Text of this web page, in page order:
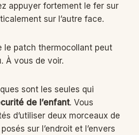
appuyer fortement le fer sur
sur l’autre face.
le patch thermocollant peut
À vous de voir.
sont les seules qui
de l’enfant. Vous
d’utiliser deux morceaux de
sur l’endroit et l’envers